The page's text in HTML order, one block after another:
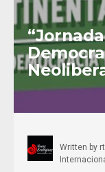
Written by rt